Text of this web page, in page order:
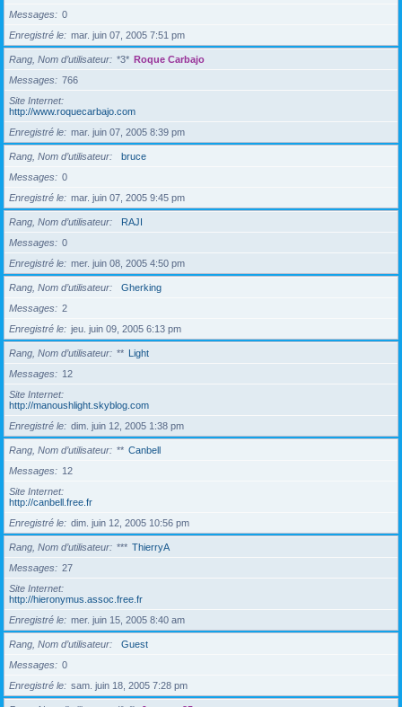
Messages
0
Enregistré le
mar. juin 07, 2005 7:51 pm
Rang, Nom d’utilisateur *3* Roque Carbajo
Messages
766
Site Internet
http://www.roquecarbajo.com
Enregistré le
mar. juin 07, 2005 8:39 pm
Rang, Nom d’utilisateur
bruce
Messages
0
Enregistré le
mar. juin 07, 2005 9:45 pm
Rang, Nom d’utilisateur
RAJI
Messages
0
Enregistré le
mer. juin 08, 2005 4:50 pm
Rang, Nom d’utilisateur
Gherking
Messages
2
Enregistré le
jeu. juin 09, 2005 6:13 pm
Rang, Nom d’utilisateur ** Light
Messages
12
Site Internet
http://manoushlight.skyblog.com
Enregistré le
dim. juin 12, 2005 1:38 pm
Rang, Nom d’utilisateur ** Canbell
Messages
12
Site Internet
http://canbell.free.fr
Enregistré le
dim. juin 12, 2005 10:56 pm
Rang, Nom d’utilisateur *** ThierryA
Messages
27
Site Internet
http://hieronymus.assoc.free.fr
Enregistré le
mer. juin 15, 2005 8:40 am
Rang, Nom d’utilisateur
Guest
Messages
0
Enregistré le
sam. juin 18, 2005 7:28 pm